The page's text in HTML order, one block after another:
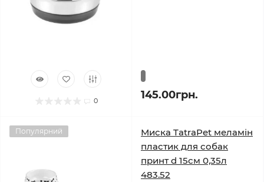
0 145.00грн.
Популярний
Миска TatraPet меламін
пластик для собак
принт d 15см 0,35л
483.52